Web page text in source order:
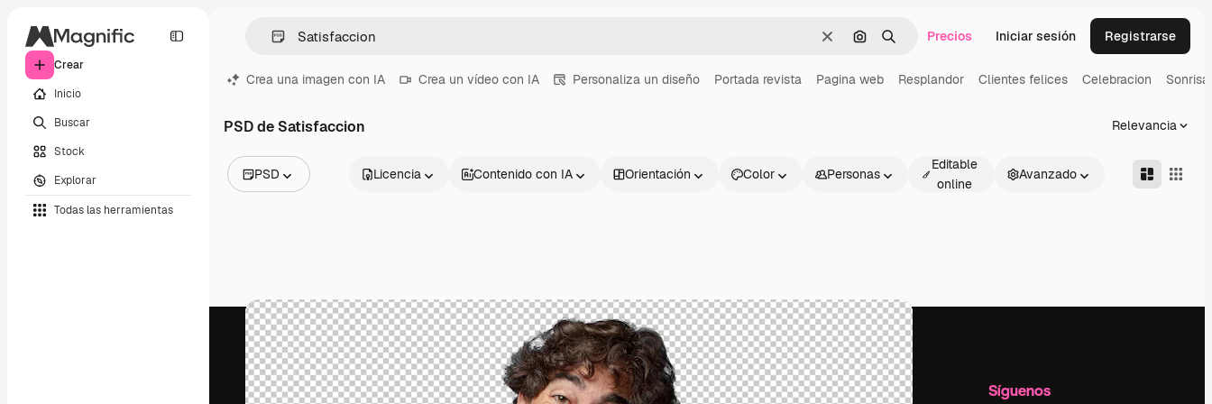
Crear
Inicio
Buscar
Stock
Explorar
Todas las herramientas
BorrarBuscar por imagen
BuscarPrecios Iniciar sesión Registrarse
Crea una imagen con IA Crea un vídeo con IA Personaliza un diseño Portada revista Pagina web Resplandor Clientes felices Celebracion Sonrisa
PSD de Satisfaccion Relevancia
PSD
Vídeos
Clips de vídeo
Motion graphics
Plantillas de vídeos
Iconos
Modelos 3D
Fuentes
Licencia Contenido con IA Orientación Color Personas
Editable
online
Avanzado
Productos Información útil Empresa Síguenos